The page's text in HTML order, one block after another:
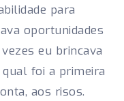
para
oportunidades
eu brincava
foi a primeira
aos risos.